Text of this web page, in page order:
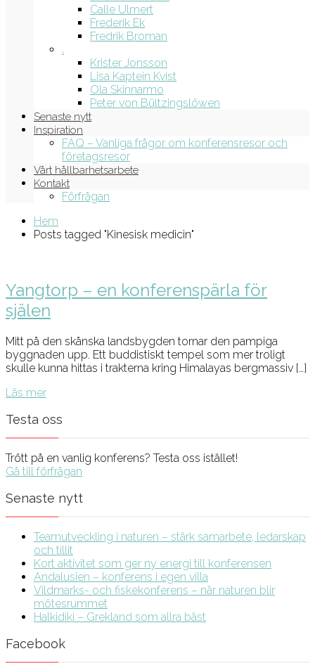
Calle Ulmert
Frederik Ek
Fredrik Broman
.
Krister Jonsson
Lisa Kaptein Kvist
Ola Skinnarmo
Peter von Bültzingslöwen
Senaste nytt
Inspiration
FAQ – Vanliga frågor om konferensresor och
företagsresor
Vårt hållbarhetsarbete
Kontakt
Förfrågan
Hem
Posts tagged "Kinesisk medicin"
Yangtorp – en konferenspärla för
själen
Mitt på den skånska landsbygden tornar den pampiga
byggnaden upp. Ett buddistiskt tempel som mer troligt
skulle kunna hittas i trakterna kring Himalayas bergmassiv […]
Läs mer
Testa oss
Trött på en vanlig konferens? Testa oss istället!
Gå till förfrågan
Senaste nytt
Teamutveckling i naturen – stärk samarbete, ledarskap
och tillit
Kort aktivitet som ger ny energi till konferensen
Andalusien – konferens i egen villa
Vildmarks- och fiskekonferens – när naturen blir
mötesrummet
Halkidiki – Grekland som allra bäst
Facebook